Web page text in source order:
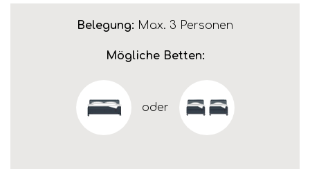
Belegung: Max. 3 Personen
Mögliche Betten:
oder